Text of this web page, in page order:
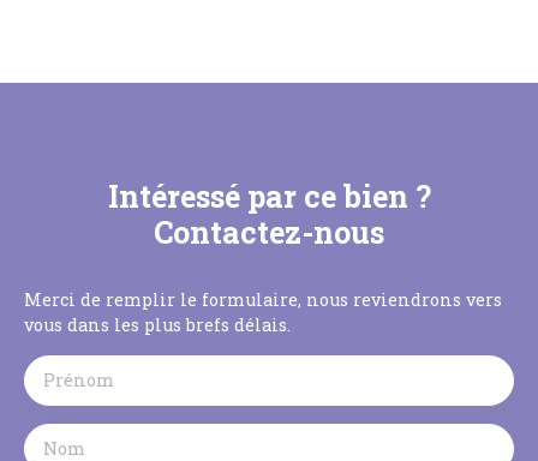
Intéressé par ce bien ?
Contactez-nous
Merci de remplir le formulaire, nous reviendrons vers
vous dans les plus brefs délais.
Prénom
Nom